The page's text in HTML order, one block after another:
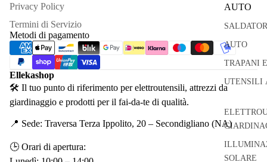
AUTO
AUTO
TRAPANI
UTENSILI
SOLARE
Privacy Policy
Termini di Servizio
Metodi di pagamento
Ellekashop
🛠 Il tuo punto di riferimento per elettroutensili, attrezzi da
giardinaggio e prodotti per il fai-da-te di qualità.
📍 Sede: Traversa Terza Ippolito, 20 – Secondigliano (NA)
🕒 Orari di apertura: